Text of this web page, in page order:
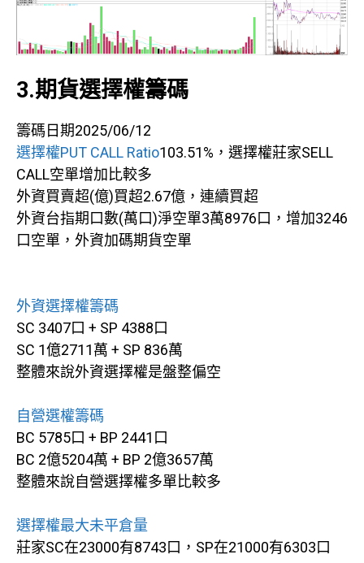
3.期貨選擇權籌碼
籌碼日期2025/06/12
選擇權PUT CALL Ratio103.51%，選擇權莊家SELL
CALL空單增加比較多
外資買賣超(億)買超2.67億，連續買超
外資台指期口數(萬口)淨空單3萬8976口，增加3246
口空單，外資加碼期貨空單
外資選擇權籌碼
SC 3407口 + SP 4388口
SC 1億2711萬 + SP 836萬
整體來說外資選擇權是盤整偏空
自營選權籌碼
BC 5785口 + BP 2441口
BC 2億5204萬 + BP 2億3657萬
整體來說自營選擇權多單比較多
選擇權最大未平倉量
莊家SC在23000有8743口，SP在21000有6303口